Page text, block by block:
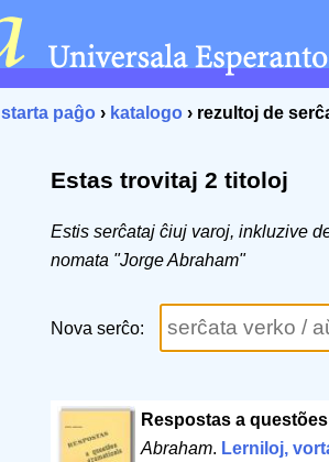
starta paĝo › katalogo › rezultoj de
Estas trovitaj 2 titoloj
Estis serĉataj ĉiuj varoj, inkluzive
nomata "Jorge Abraham"
Nova serĉo:
Respostas a
Abraham. Lerniloj,